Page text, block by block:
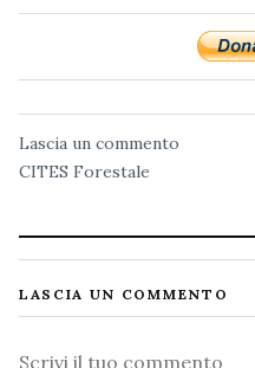
Lascia un commento
CITES Forestale
LASCIA UN COMMENTO
Commento